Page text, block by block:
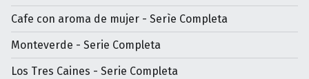
Cafe con aroma de mujer - Serìe Completa
Monteverde - Serie Completa
Los Tres Caines - Serie Completa